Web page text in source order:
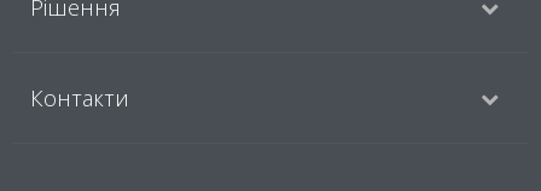
Рішення
Контакти